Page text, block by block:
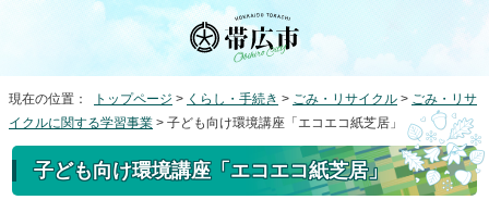
現在の位置： トップページ > くらし・手続き > ごみ・リサイクル > ごみ・リサ
イクルに関する学習事業 > 子ども向け環境講座「エコエコ紙芝居」
子ども向け環境講座「エコエコ紙芝居」